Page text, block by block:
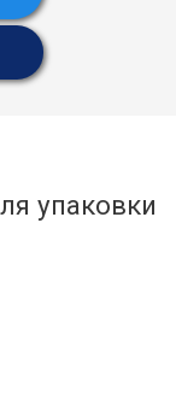
упаковки